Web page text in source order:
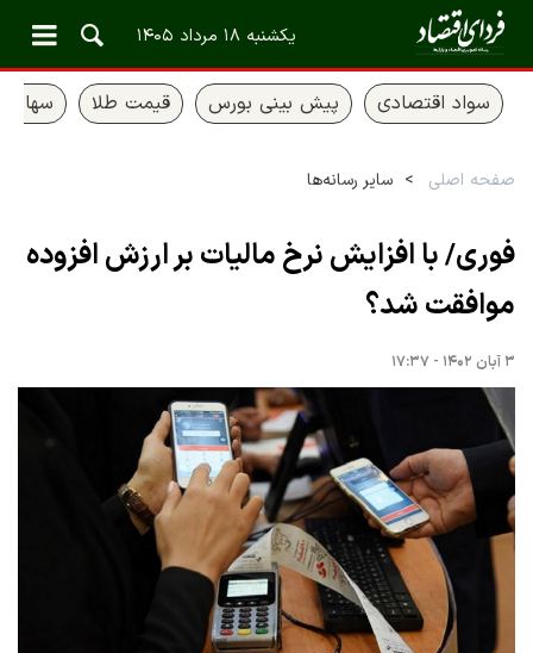
یکشنبه ۱۸ مرداد ۱۴۰۵
سواد اقتصادی پیش بینی بورس قیمت طلا سهام
صفحه اصلی سایر رسانه‌ها
فوری/ با افزایش نرخ مالیات بر ارزش افزوده
موافقت شد؟
۳ آبان ۱۴۰۲ - ۱۷:۳۷